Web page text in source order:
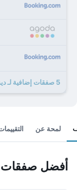
5 صفقات إضافية لـ ديزاين هوتل 36
لمحة عن
أفضل صفقات